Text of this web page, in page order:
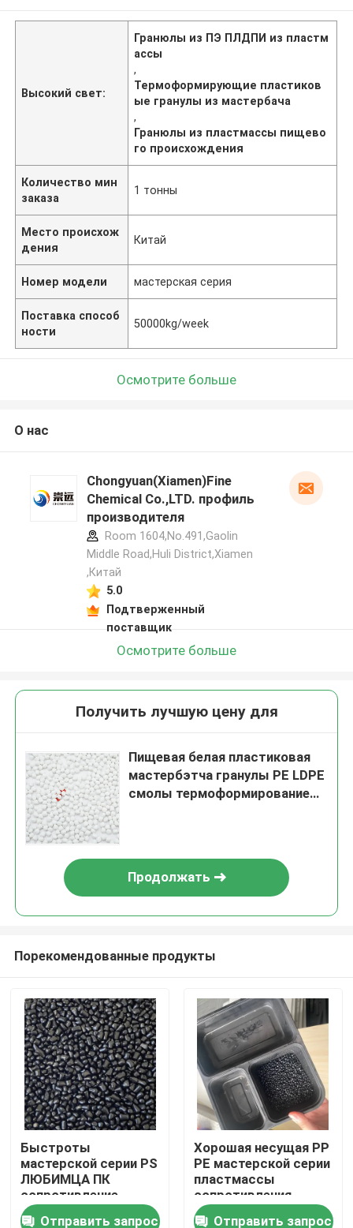
Домой
Продукты
Видеозаписи
Высокий свет:
Гранюлы из ПЭ ПЛДПИ из пластм
ассы
,
Термоформирующие пластиков
ые гранулы из мастербача
,
Гранюлы из пластмассы пищево
го происхождения
Количество мин
заказа
1 тонны
Место происхож
дения
Китай
Номер модели мастерская серия
Поставка способ
ности
50000kg/week
Осмотрите больше
О нас
Chongyuan(Xiamen)Fine
Chemical Co.,LTD. профиль
производителя
Room 1604,No.491,Gaolin
Middle Road,Huli District,Xiamen
,Китай
5.0
Подтверженный
поставщик
Осмотрите больше
Получить лучшую цену для
Пищевая белая пластиковая
мастербэтча гранулы PE LDPE
смолы термоформирование
Продолжать
Порекомендованные продукты
Быстроты
мастерской серии PS
ЛЮБИМЦА ПК
сопротивление
миграции
Отправить запрос
Хорошая несущая PP
PE мастерской серии
пластмассы
сопротивления
миграции
Отправить запрос